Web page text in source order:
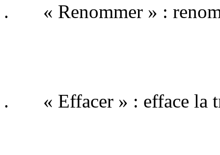
. « Renommer » :
. « Effacer » : efface la